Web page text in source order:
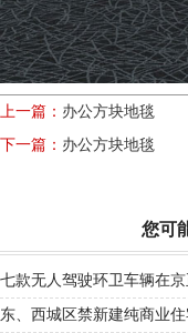
上一篇： 办公方块地毯
下一篇： 办公方块地毯
您可
七款无人驾驶环卫车辆在
东、西城区禁新建纯商业